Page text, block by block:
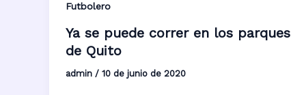
Futbolero
Ya se puede correr en los parques
de Quito
admin / 10 de junio de 2020